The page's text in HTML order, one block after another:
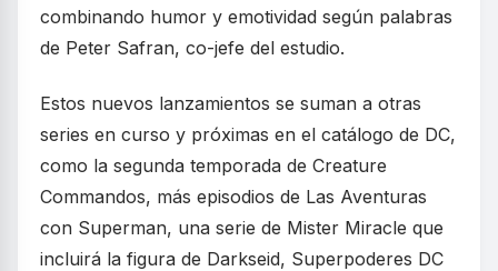
combinando humor y emotividad según palabras
de Peter Safran, co-jefe del estudio.
Estos nuevos lanzamientos se suman a otras
series en curso y próximas en el catálogo de DC,
como la segunda temporada de Creature
Commandos, más episodios de Las Aventuras
con Superman, una serie de Mister Miracle que
incluirá la figura de Darkseid, Superpoderes DC